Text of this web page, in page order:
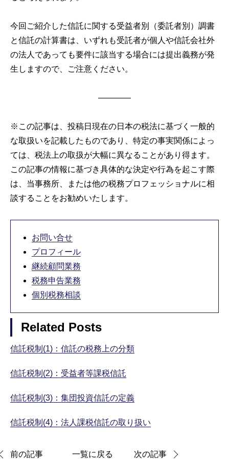
今回ご紹介した信託に関する受益者別（委託者別）調書
と信託の計算書は、いずれも受託者が個人や信託会社外
の法人であっても要件に該当する場合には提出義務が発
生しますので、ご注意ください。
————
※この記事は、投稿日現在の日本の税法に基づく一般的
な取扱いを記載したものであり、特定の事実関係によっ
ては、税法上の取扱が大幅に異なることがあり得ます。
この記事の情報に基づき具体的な決定や行為を起こす際
は、当事務所、または他の税務プロフェッショナルに相
談することをお勧めいたします。
お問い合せ
プロフィール
継続顧問業務
税務申告業務
個別税務相談
Related Posts
信託税制(1)：信託の税務上の分類
信託税制(2)：受益者等課税信託
信託税制(3)：集団投資信託の定義
信託税制(4)：法人課税信託の取り扱い
前の記事 一覧に戻る 次の記事